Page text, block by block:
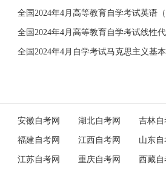
全国2024年4月高等教育自学考试英语
全国2024年4月高等教育自学考试线性
全国2024年4月自学考试马克思主义基
安徽自考网 湖北自考网 吉林自
福建自考网 江西自考网 山东自
江苏自考网 重庆自考网 西藏自